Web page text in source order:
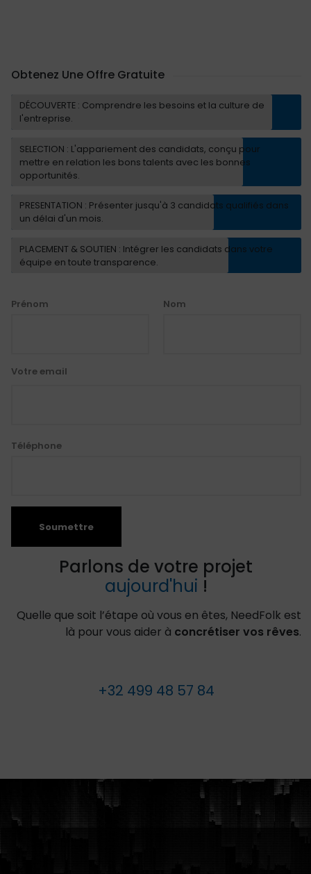
Obtenez Une Offre Gratuite
DÉCOUVERTE : Comprendre les besoins et la culture de
l'entreprise.
SELECTION : L'appariement des candidats, conçu pour
mettre en relation les bons talents avec les bonnes
opportunités.
PRESENTATION : Présenter jusqu'à 3 candidats qualifiés dans
un délai d'un mois.
PLACEMENT & SOUTIEN : Intégrer les candidats dans votre
équipe en toute transparence.
Prénom Nom
Votre email
Téléphone
Parlons de votre projet
aujourd'hui !
Quelle que soit l’étape où vous en êtes, NeedFolk est
là pour vous aider à concrétiser vos rêves.
+32 499 48 57 84